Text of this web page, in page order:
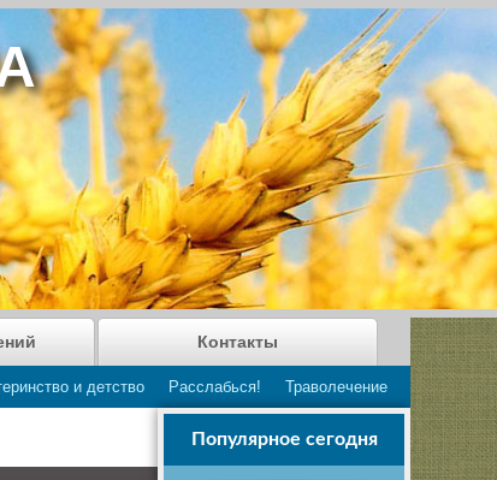
и детство Расслабься! Траволечение
Контакты
Популярное сегодня